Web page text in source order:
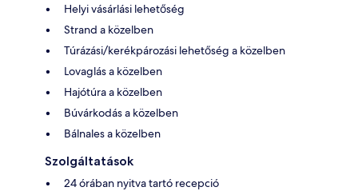
Helyi vásárlási lehetőség
Strand a közelben
Túrázási/kerékpározási lehetőség a közelben
Lovaglás a közelben
Hajótúra a közelben
Búvárkodás a közelben
Bálnales a közelben
Szolgáltatások
24 órában nyitva tartó recepció